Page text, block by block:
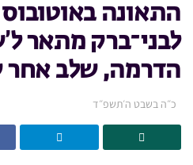
התאונה
לבני־ברק מתאר
הדרמה, שלב אחר
כ״ה בשבט ה׳תשפ״ד